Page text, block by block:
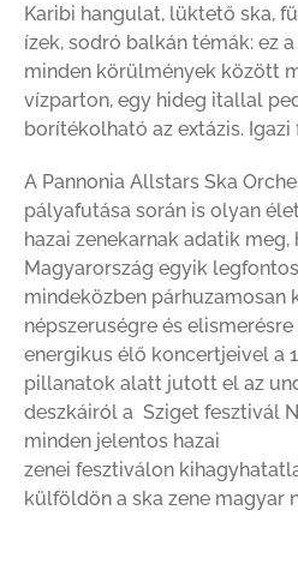
Karibi hangulat, lüktető ska,
ízek, sodró balkán témák: ez
minden körülmények között
vízparton, egy hideg itallal
borítékolható az extázis.
A Pannonia Allstars Ska
pályafutása során is olyan
hazai zenekarnak adatik
Magyarország egyik
mindeközben párhuzamosan
népszeruségre és
energikus élő koncertjeivel a
pillanatok alatt jutott el az
deszkáiról a Sziget fesztivál
minden jelentos hazai
zenei fesztiválon
külföldön a ska zene magyar